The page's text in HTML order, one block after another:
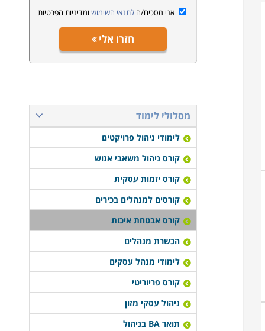
אני מסכים/הלתנאי השימוש ומדיניות הפרטיות
חזרו אלי
מסלולי לימוד
לימודי ניהול פרויקטים
קורס ניהול משאבי אנוש
קורס יזמות עסקית
קורסים למנהלים בכירים
קורס אבטחת איכות
הכשרת מנהלים
לימודי מנהל עסקים
קורס פריוריטי
ניהול עסקי מזון
תואר BA בניהול